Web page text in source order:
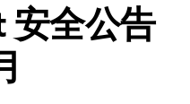
全公告